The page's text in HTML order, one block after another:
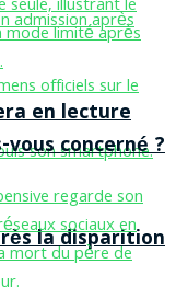
la disparition
en lecture
concerné ?